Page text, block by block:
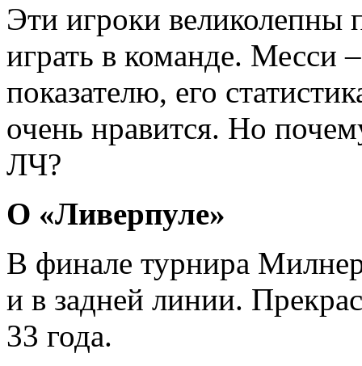
Эти игроки великолепны
играть в команде. Месси
показателю, его
очень нравится. Но
ЛЧ?
О «Ливерпуле»
В финале турнира
и в задней линии.
33 года.